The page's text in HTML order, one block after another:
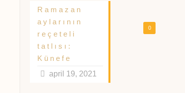
0
Ramazan
aylarının
reçeteli
tatlısı:
Künefe
april 19, 2021